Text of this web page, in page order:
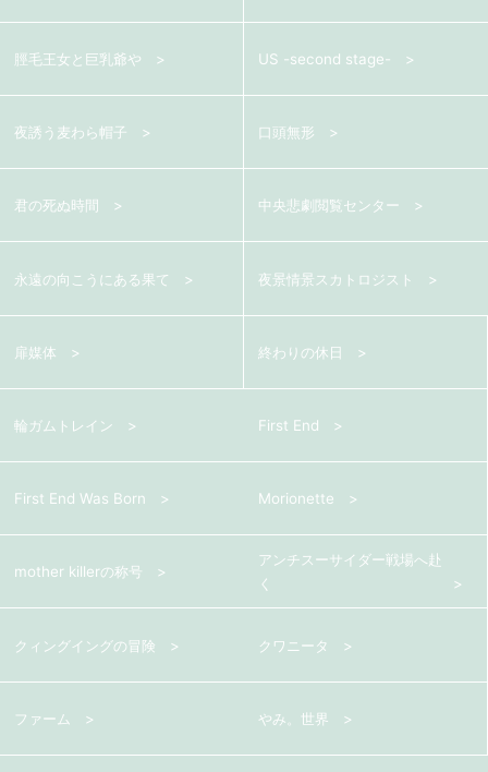
脛毛王女と巨乳爺や US -second stage-
夜誘う麦わら帽子 口頭無形
君の死ぬ時間 中央悲劇閲覧センター
永遠の向こうにある果て 夜景情景スカトロジスト
扉媒体 終わりの休日
輪ガムトレイン First End
First End Was Born Morionette
mother killerの称号
アンチスーサイダー戦場へ赴
く
クィングイングの冒険 クワニータ
ファーム やみ。世界